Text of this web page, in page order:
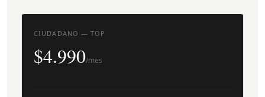
CIUDADANO — TOP
$4.990/mes